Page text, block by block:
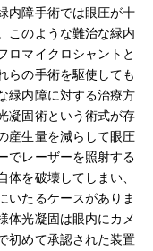
内障手術では眼圧が十
このような難治な緑内
ロマイクロシャントと
らの手術を駆使しても
緑内障に対する治療方
凝固術という術式が存
産生量を減らして眼圧
でレーザーを照射する
を破壊してしまい、
いたるケースがありま
体光凝固は眼内にカメ
初めて承認された装置